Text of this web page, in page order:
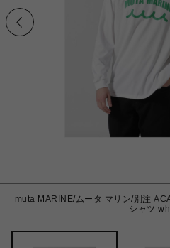
muta MARINE/ムータ マリン/別注
シャツ